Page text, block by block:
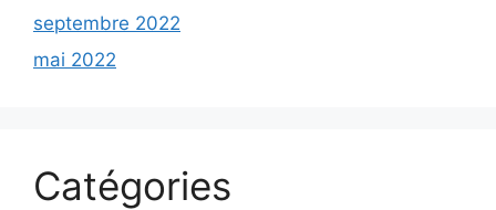
septembre 2022
mai 2022
Catégories